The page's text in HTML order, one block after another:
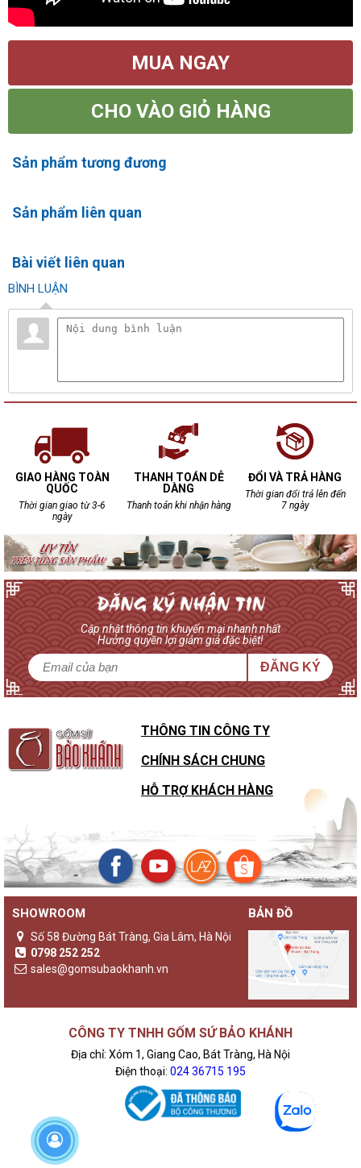
MUA NGAY
CHO VÀO GIỎ HÀNG
Sản phẩm tương đương
Sản phẩm liên quan
Bài viết liên quan
BÌNH LUẬN
GIAO HÀNG TOÀN
QUỐC
Thời gian giao từ 3-6
ngày
THANH TOÁN DỄ
DÀNG
Thanh toán khi nhận hàng
ĐỔI VÀ TRẢ HÀNG
Thời gian đổi trả lên đến
7 ngày
Cập nhật thông tin khuyến mại nhanh nhất
Hưởng quyền lợi giảm giá đặc biệt!
ĐĂNG KÝ
THÔNG TIN CÔNG TY
CHÍNH SÁCH CHUNG
HỖ TRỢ KHÁCH HÀNG
SHOWROOM
Số 58 Đường Bát Tràng, Gia Lâm, Hà Nội
0798 252 252
sales@gomsubaokhanh.vn
BẢN ĐỒ
CÔNG TY TNHH GỐM SỨ BẢO KHÁNH
Địa chỉ: Xóm 1, Giang Cao, Bát Tràng, Hà Nội
Điện thoại: 024 36715 195